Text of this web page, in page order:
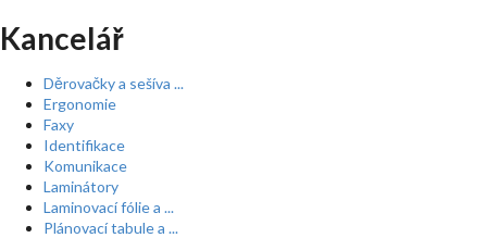
Kancelář
Děrovačky a sešíva ...
Ergonomie
Faxy
Identifikace
Komunikace
Laminátory
Laminovací fólie a ...
Plánovací tabule a ...